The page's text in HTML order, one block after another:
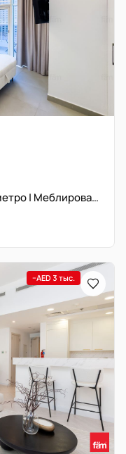
Балкон | Новостройка | Рядом с метро | Меблирована
−AED 3 тыс.